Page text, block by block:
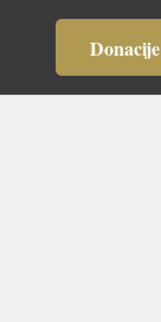
Donacije